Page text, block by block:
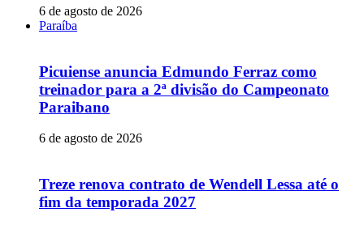
6 de agosto de 2026
Paraíba
Picuiense anuncia Edmundo Ferraz como
treinador para a 2ª divisão do Campeonato
Paraibano
6 de agosto de 2026
Treze renova contrato de Wendell Lessa até o
fim da temporada 2027